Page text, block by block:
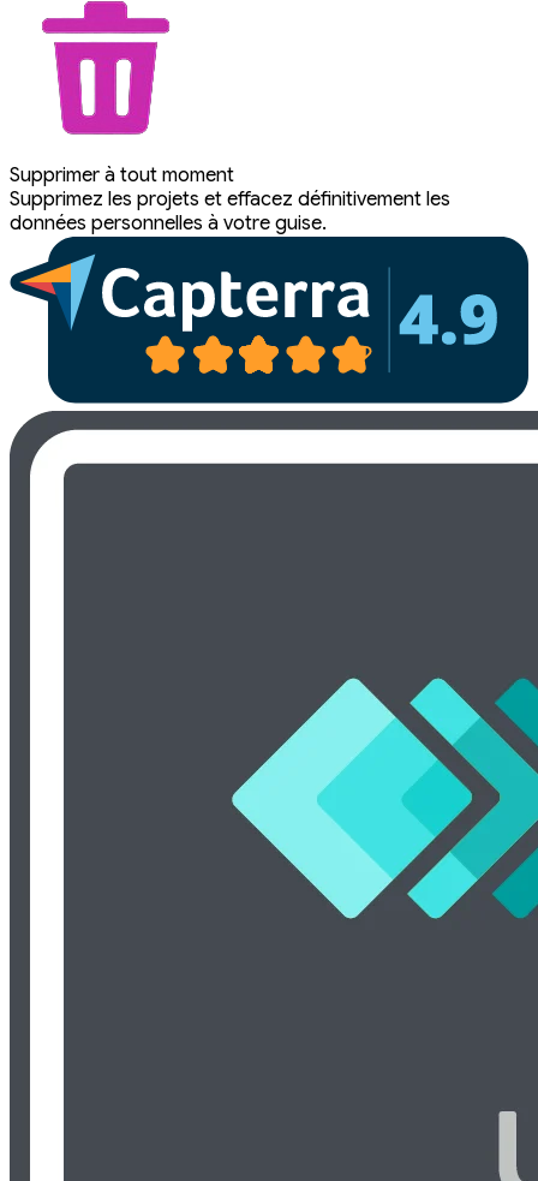
Supprimer à tout moment
Supprimez les projets et effacez définitivement les
données personnelles à votre guise.